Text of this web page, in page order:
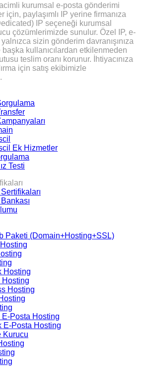
kurumsal e-posta gönderimi
için, paylaşımlı IP yerine firmanıza
IP seçeneği kurumsal
çözümlerimizde sunulur. Özel IP, e-
yalnızca sizin gönderim davranışınıza
kullanıcılardan etkilenmeden
teslim oranı korunur. İhtiyacınıza
için satış ekibimizle
Ek Hizmetler
Testi
Paketi (Domain+Hosting+SSL)
Hosting
Hosting
Hosting
E-Posta Hosting
E-Posta Hosting
Kurucu